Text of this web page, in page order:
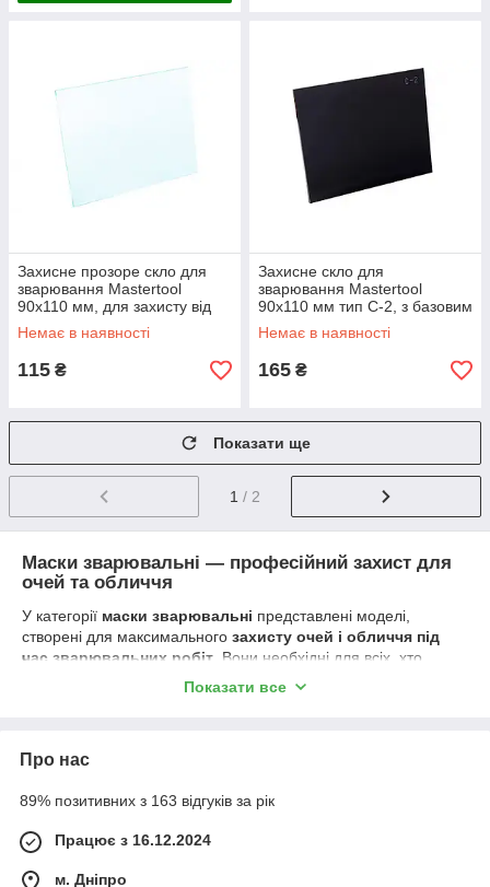
Захисне прозоре скло для
зварювання Mastertool
90x110 мм, для захисту від
механічних пошкоджень, вага
38 г
Немає в наявності
115 ₴
Захисне скло для
зварювання Mastertool
90x110 мм тип С-2, з базовим
захистом від ультрафіолету
Немає в наявності
165 ₴
Показати ще
1 / 2
Маски зварювальні — професійний захист для
очей та обличчя
У категорії маски зварювальні представлені моделі,
створені для максимального захисту очей і обличчя під
час зварювальних робіт . Вони необхідні для всіх, хто
працює зі зварювальним обладнанням, незалежно від рівня
інтенсивним ультрафіолетовим та інфрачервоним
розпеченими бризками металу. Надійна
механічних ушкоджень.
Основні характеристики сучасних масок
Показати все
Про нас
89% позитивних з 163 відгуків за рік
Працює з 16.12.2024
м. Дніпро